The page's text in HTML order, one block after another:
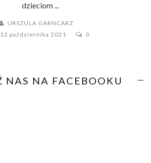
dzieciom ...
URSZULA GARNCARZ
13 października 2021
0
NAS NA FACEBOOKU